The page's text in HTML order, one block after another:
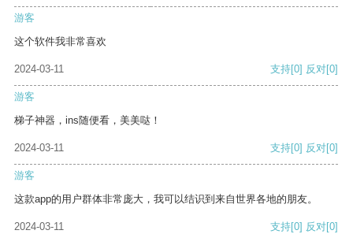
游客
这个软件我非常喜欢
2024-03-11 支持[0] 反对[0]
游客
梯子神器，ins随便看，美美哒！
2024-03-11 支持[0] 反对[0]
游客
这款app的用户群体非常庞大，我可以结识到来自世界各地的朋友。
2024-03-11 支持[0] 反对[0]